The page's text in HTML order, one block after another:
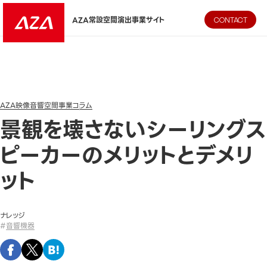
AZA CORPORATION（株式会社エージーエーコーポレーショ
AZA常設空間演出事業サイト CONTACT
AZA映像音響空間事業コラム
景観を壊さないシーリングス
ピーカーのメリットとデメリ
ット
ナレッジ
#音響機器